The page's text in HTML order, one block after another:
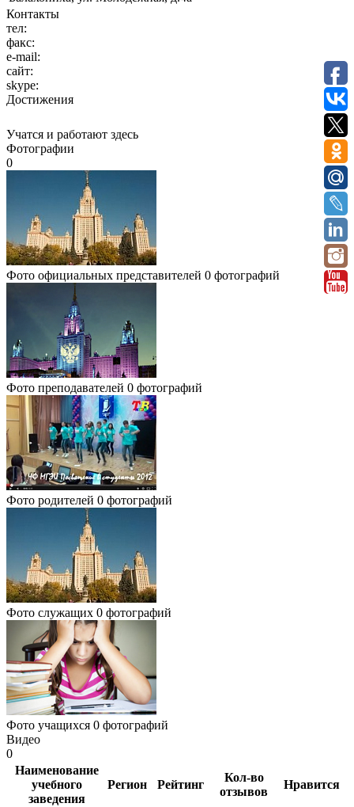
Контакты
тел:
факс:
e-mail:
сайт:
skype:
Достижения
Учатся и работают здесь
Фотографии
0
Фото официальных представителей 0 фотографий
Фото преподавателей 0 фотографий
Фото родителей 0 фотографий
Фото служащих 0 фотографий
Фото учащихся 0 фотографий
Видео
0
Наименование
учебного
заведения
Регион Рейтинг
Кол-во
отзывов
Нравится